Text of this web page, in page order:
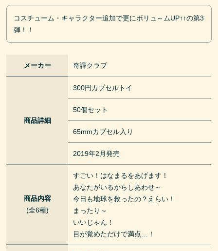
コスチューム・キャラクター追加で更にボリュ～ムUP↑↑の第3
弾！！
メーカー 奇譚クラブ
商品詳細
300円カプセルトイ
50個セット
65mmカプセル入り
2019年2月発売
商品内容
(全6種)
すごい！はなまるをあげます！
あなたがいるからしあわせ～
今日も地球を救ったの？えらい！
まったり～
いいじゃん！
目が覚めただけで満点…！